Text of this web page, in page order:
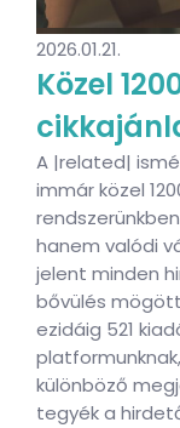
2026.01.21.
Közel
A |related|
immár közel
hanem valódi
jelent minden
bővülés
ezidáig 521
különböző
tegyék a